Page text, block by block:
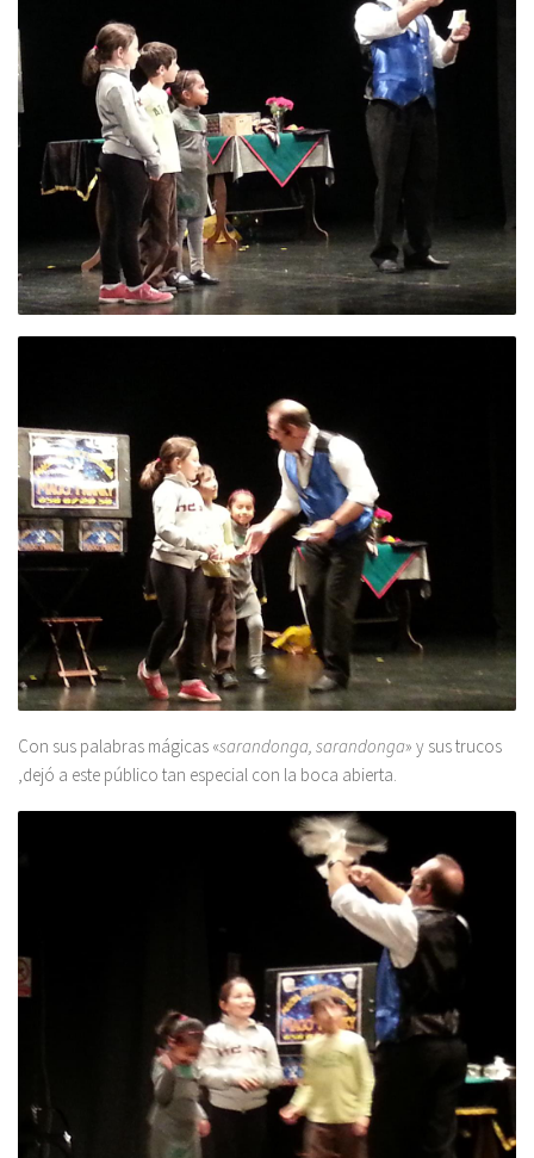
Con sus palabras mágicas «sarandonga, sarandonga» y sus trucos
,dejó a este público tan especial con la boca abierta.